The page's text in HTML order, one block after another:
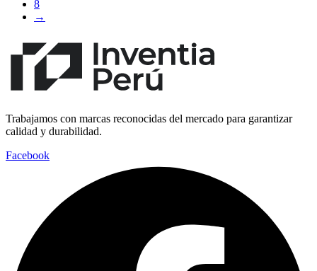
8
→
Trabajamos con marcas reconocidas del mercado para garantizar
calidad y durabilidad.
Facebook